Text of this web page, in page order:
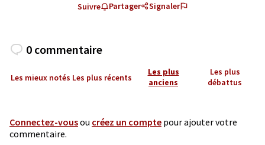
Suivre Partager Signaler
0 commentaire
Les mieux notés Les plus récents
Les plus
anciens
Les plus
débattus
Connectez-vousou créez un compte pour ajouter votre
commentaire.